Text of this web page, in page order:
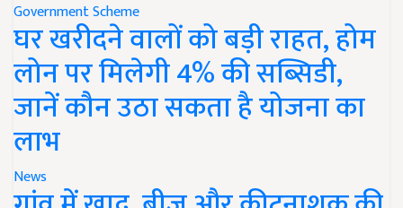
Government Scheme
घर खरीदने वालों को बड़ी राहत, होम
लोन पर मिलेगी 4% की सब्सिडी,
जानें कौन उठा सकता है योजना का
लाभ
News